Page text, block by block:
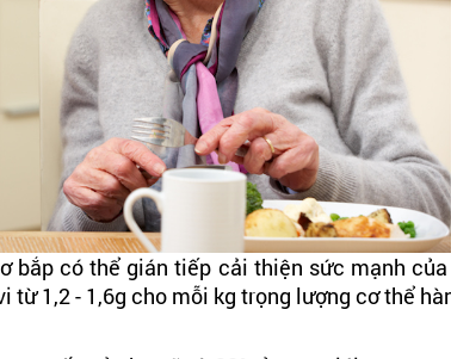
có thể gián tiếp cải thiện sức mạnh
1,2 - 1,6g cho mỗi kg trọng lượng cơ thể